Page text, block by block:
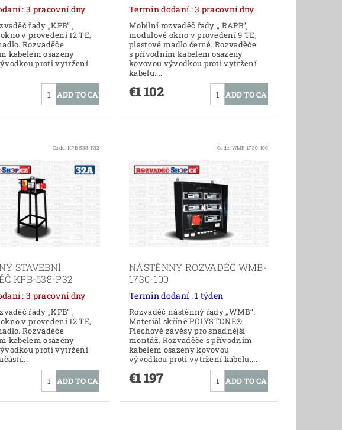
Termin dodaní : 3 pracovní dny
řady „KPB“ ,
v provedení 12 TE,
Rozvaděče
kabelem osazeny
proti vytržení
Termin dodaní : 3 pracovní dny
Mobilní rozvaděč řady „ RAPB“,
modulové okno v provedení 9 TE,
plastové madlo černé. Rozvaděče
s přívodním kabelem osazeny
kovovou vývodkou proti vytržení
kabelu....
€1 102
Code:KPB-538-P32
STAVEBNÍ
KPB-538-P32
Termin dodaní : 3 pracovní dny
řady „KPB“ ,
v provedení 12 TE,
Rozvaděče
kabelem osazeny
proti vytržení
Code: WMB-1730-100
NÁSTĚNNÝ ROZVADĚČ WMB-
1730-100
Termin dodaní : 1 týden
Rozvaděč nástěnný řady „WMB“.
Materiál skříně POLYSTONE®.
Plechové závěsy pro snadnější
montáž. Rozvaděče s přívodním
kabelem osazeny kovovou
vývodkou proti vytržení kabelu....
€1 197